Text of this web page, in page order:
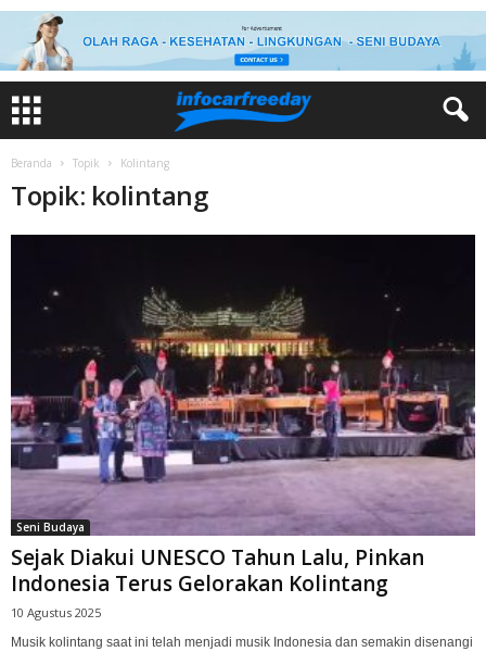
Beranda Topik Kolintang
Topik: kolintang
Seni Budaya
Sejak Diakui UNESCO Tahun Lalu, Pinkan
Indonesia Terus Gelorakan Kolintang
10 Agustus 2025
Musik kolintang saat ini telah menjadi musik Indonesia dan semakin disenangi